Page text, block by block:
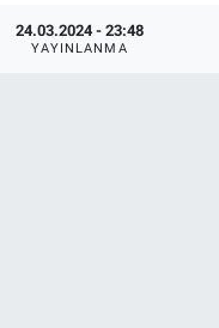
24.03.2024 - 23:48
YAYINLANMA